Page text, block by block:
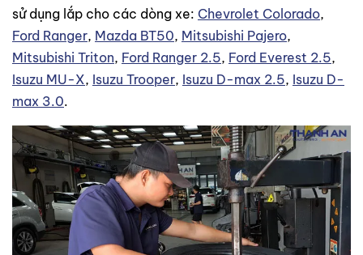
sử dụng lắp cho các dòng xe: Chevrolet Colorado,
Ford Ranger, Mazda BT50, Mitsubishi Pajero,
Mitsubishi Triton, Ford Ranger 2.5, Ford Everest 2.5,
Isuzu MU-X, Isuzu Trooper, Isuzu D-max 2.5, Isuzu D-
max 3.0.